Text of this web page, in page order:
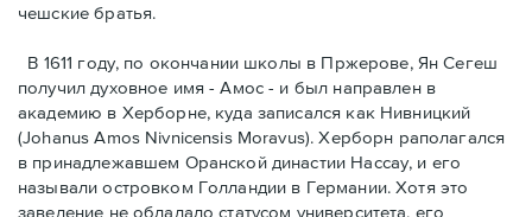
чешские братья.
В 1611 году, по окончании школы в Пржерове, Ян Сегеш
получил духовное имя - Амос - и был направлен в
академию в Хербoрне, куда записался как Нивницкий
(Johanus Amos Nivnicensis Moravus). Херборн раполагался
в принадлежавшем Оранской династии Нассау, и его
называли островком Голландии в Германии. Хотя это
заведение не обладало статусом университета, его